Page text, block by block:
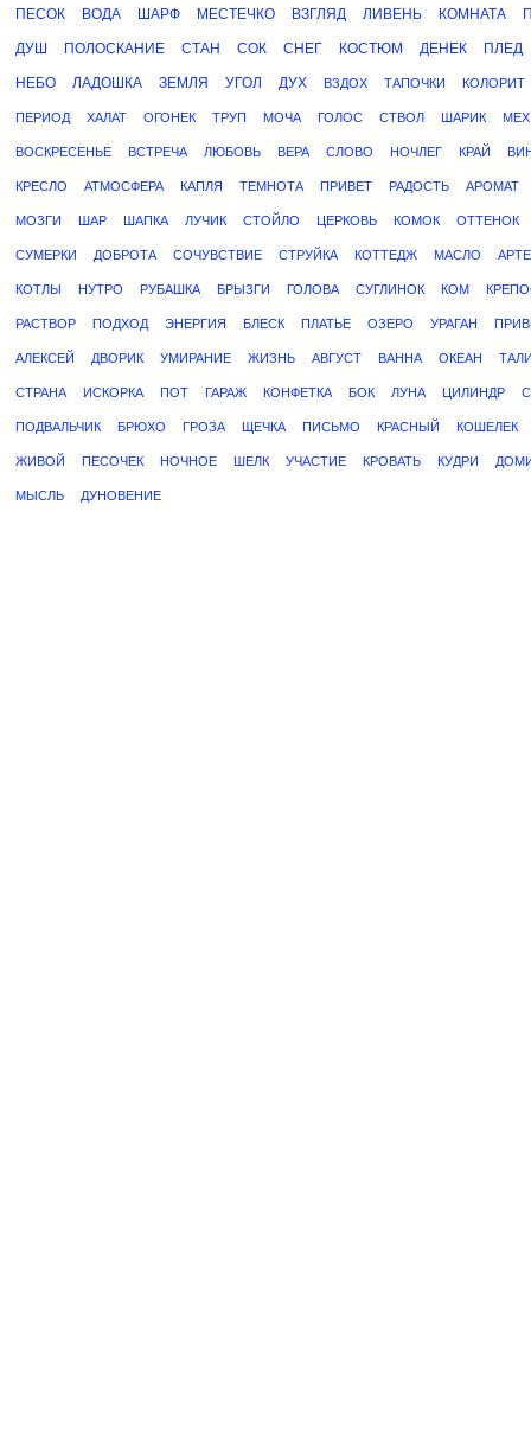
ПЕСОК ВОДА ШАРФ МЕСТЕЧКО ВЗГЛЯД ЛИВЕНЬ КОМНАТА
ДУШ ПОЛОСКАНИЕ СТАН СОК СНЕГ КОСТЮМ ДЕНЕК ПЛЕД
НЕБО ЛАДОШКА ЗЕМЛЯ УГОЛ ДУХ ВЗДОХ ТАПОЧКИ КОЛОРИТ
ПЕРИОД ХАЛАТ ОГОНЕК ТРУП МОЧА ГОЛОС СТВОЛ ШАРИК МЕХ
ВОСКРЕСЕНЬЕ ВСТРЕЧА ЛЮБОВЬ ВЕРА СЛОВО НОЧЛЕГ КРАЙ
КРЕСЛО АТМОСФЕРА КАПЛЯ ТЕМНОТА ПРИВЕТ РАДОСТЬ АРОМАТ
МОЗГИ ШАР ШАПКА ЛУЧИК СТОЙЛО ЦЕРКОВЬ КОМОК ОТТЕНОК
СУМЕРКИ ДОБРОТА СОЧУВСТВИЕ СТРУЙКА КОТТЕДЖ МАСЛО
КОТЛЫ НУТРО РУБАШКА БРЫЗГИ ГОЛОВА СУГЛИНОК КОМ
РАСТВОР ПОДХОД ЭНЕРГИЯ БЛЕСК ПЛАТЬЕ ОЗЕРО УРАГАН
АЛЕКСЕЙ ДВОРИК УМИРАНИЕ ЖИЗНЬ АВГУСТ ВАННА ОКЕАН
СТРАНА ИСКОРКА ПОТ ГАРАЖ КОНФЕТКА БОК ЛУНА ЦИЛИНДР
ПОДВАЛЬЧИК БРЮХО ГРОЗА ЩЕЧКА ПИСЬМО КРАСНЫЙ КОШЕЛЕК
ЖИВОЙ ПЕСОЧЕК НОЧНОЕ ШЕЛК УЧАСТИЕ КРОВАТЬ КУДРИ
МЫСЛЬ ДУНОВЕНИЕ